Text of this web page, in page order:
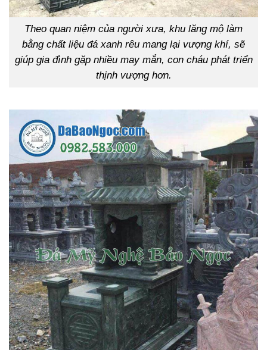
Theo quan niệm của người xưa, khu lăng mộ làm
bằng chất liệu đá xanh rêu mang lại vượng khí, sẽ
giúp gia đình gặp nhiều may mắn, con cháu phát triển
thịnh vượng hơn.